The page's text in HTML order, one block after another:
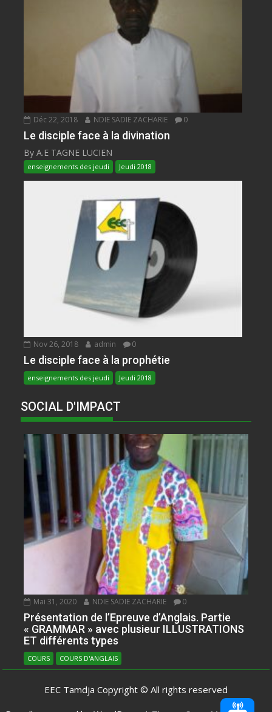
Déc 22, 2018 NDIE SADIE ZACHARIE 0
Le disciple face à la divination
By A.E TAGNE LUCIEN
enseignements des jeudi Jeudi 2018
Nov 26, 2018 admin 0
Le disciple face à la prophétie
enseignements des jeudi Jeudi 2018
SOCIAL D'IMPACT
Mai 31, 2020 NDIE SADIE ZACHARIE 0
Présentation de l’Epreuve d’Anglais. Partie
« GRAMMAR » avec plusieur ILLUSTRATIONS
ET différents types
COURS COURS D'ANGLAIS
EEC Tamdja Copyright © All rights reserved